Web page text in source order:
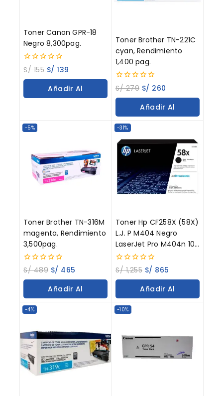
Toner Canon GPR-18
Negro 8,300pag.
0
out
of
S/155 S/ 139
Añadir Al
Toner Brother TN-221C
cyan, Rendimiento
1,400 pag.
0
out
of
S/279 S/ 260
Añadir Al
-5%
Toner Brother TN-316M
magenta, Rendimiento
3,500pag.
0
out
of
S/489 S/ 465
Añadir Al
-31%
Toner Hp CF258X (58X)
L.J. P M404 Negro
LaserJet Pro M404n 10K
Paginas
0
out
of
S/1,255 S/ 865
Añadir Al
-4% -10%